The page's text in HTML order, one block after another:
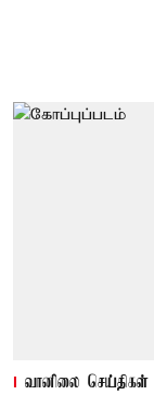
வானிலை செய்திகள்